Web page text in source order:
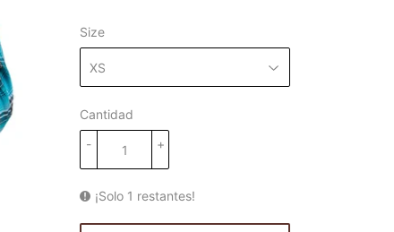
Size
Cantidad
+
-
¡Solo 1 restantes!